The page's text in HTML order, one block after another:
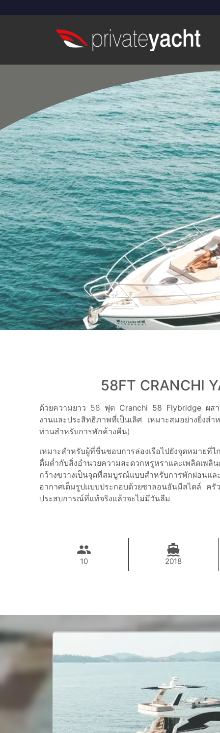
58FT CRANCHI
ด้วยความยาว 58 ฟุต Cranchi 58 Flybridge ผส
งานและประสิทธิภาพที่เป็นเลิศ เหมาะสมอย่างยิ่ง
ท่านสำหรับการพักค้างคืน)
เหมาะสำหรับผู้ที่ชื่นชอบการล่องเรือไปยังจุดหมาย
ดื่มด่ำกับสิ่งอำนวยความสะดวกหรูหราและเพลิดเพ
กว้างขวางเป็นจุดที่สมบูรณ์แบบสำหรับการพักผ่อ
อากาศเต็มรูปแบบประกอบด้วยซาลอนอันมีสไตล์
ประสบการณ์ที่แท้จริงแล้วจะไม่มีวันลืม
10 2018